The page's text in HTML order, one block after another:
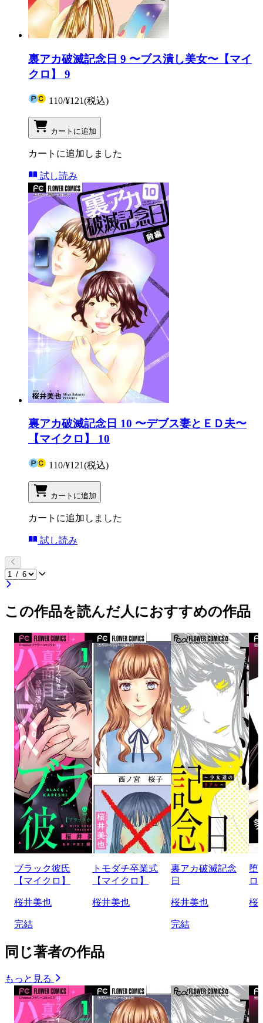
裏アカ破滅記念日 9 〜ブス潰し美女〜【マイ
クロ】 9
110/¥121(税込)
カートに追加
カートに追加しました
試し読み
裏アカ破滅記念日 10 〜デブス妻とＥＤ夫〜
【マイクロ】 10
110/¥121(税込)
カートに追加
カートに追加しました
試し読み
この作品を読んだ人におすすめの作品
ブラック彼氏
【マイクロ】
桜井美也
完結
トモダチ卒業式
【マイクロ】
桜井美也
裏アカ破滅記念
日
桜井美也
完結
堕
ロ
桜
同じ著者の作品
もっと見る